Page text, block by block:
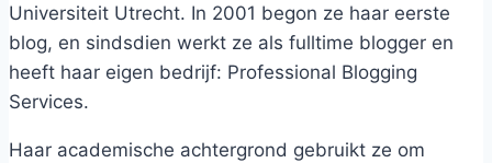
Universiteit Utrecht. In 2001 begon ze haar eerste
blog, en sindsdien werkt ze als fulltime blogger en
heeft haar eigen bedrijf: Professional Blogging
Services.
Haar academische achtergrond gebruikt ze om